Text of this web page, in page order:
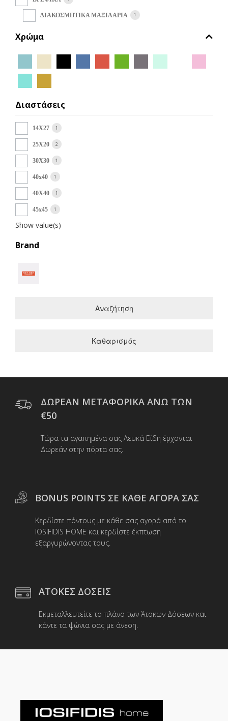
ΔΙΑΚΟΣΜΗΤΙΚΑ ΜΑΞΙΛΑΡΙΑ 1
Χρώμα
Διαστάσεις
14Χ27 1
25X20 2
30X30 1
40x40 1
40Χ40 1
45x45 1
Show value(s)
Brand
Αναζήτηση
Καθαρισμός
ΔΩΡΕΑΝ ΜΕΤΑΦΟΡΙΚΑ ΑΝΩ ΤΩΝ
€50
Τώρα τα αγαπημένα σας Λευκά Είδη έρχονται
Δωρεάν στην πόρτα σας.
BONUS POINTS ΣΕ ΚΑΘΕ ΑΓΟΡΑ ΣΑΣ
Κερδίστε πόντους με κάθε σας αγορά από το
IOSIFIDIS HOME και κερδίστε έκπτωση
εξαργυρώνοντας τους.
ΑΤΟΚΕΣ ΔΟΣΕΙΣ
Εκμεταλλευτείτε το πλάνο των Άτοκων Δόσεων και
κάντε τα ψώνια σας με άνεση.